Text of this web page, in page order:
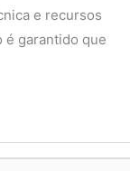
e recursos
é garantido que